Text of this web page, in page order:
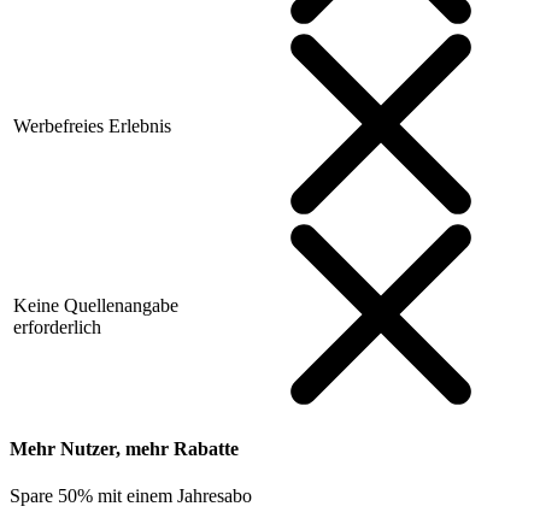
Werbefreies Erlebnis
Keine Quellenangabe
erforderlich
Mehr Nutzer, mehr Rabatte
Spare 50% mit einem Jahresabo